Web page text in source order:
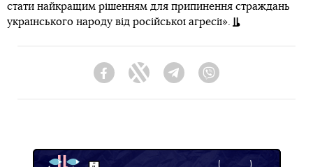
стати найкращим рішенням для припинення страждань
українського народу від російської агресії».
FacebookTwitter Telegram